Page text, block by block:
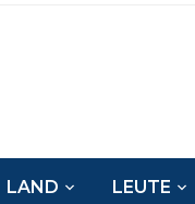
LAND LEUTE